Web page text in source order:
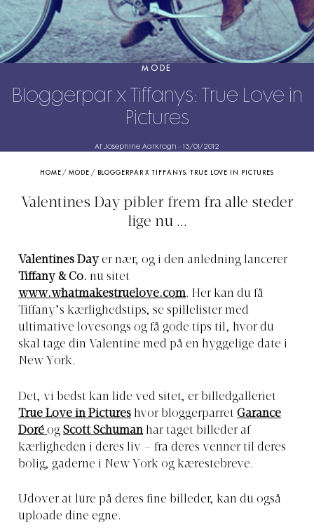
MODE
Bloggerpar x Tiffanys: True Love in
Pictures
Af Josephine Aarkrogh - 13/01/2012
HOME /MODE / BLOGGERPAR X TIFFANYS: TRUE LOVE IN PICTURES
Valentines Day pibler frem fra alle steder
lige nu ...
Valentines Dayer nær, og i den anledning lancerer
Tiffany & Co. nu sitet
www.whatmakestruelove.com. Her kan du få
Tiffany’s kærlighedstips, se spillelister med
ultimative lovesongs og få gode tips til, hvor du
skal tage din Valentine med på en hyggelige date i
New York.
Det, vi bedst kan lide ved sitet, er billedgalleriet
True Love in Pictures hvor bloggerparret Garance
Doré og Scott Schumanhar taget billeder af
kærligheden i deres liv – fra deres venner til deres
bolig, gaderne i New York og kærestebreve.
Udover at lure på deres fine billeder, kan du også
uploade dine egne.